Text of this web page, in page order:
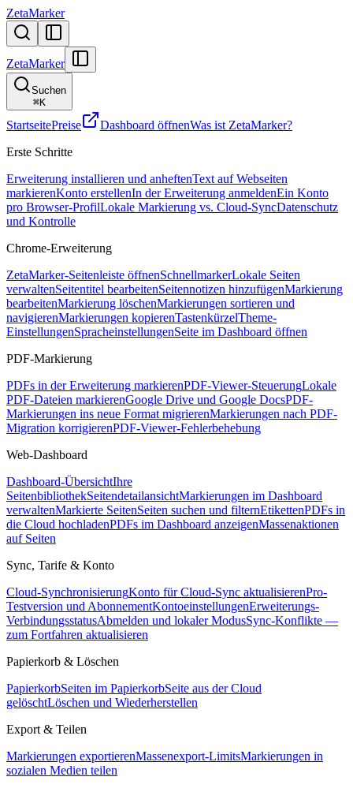
ZetaMarker
ZetaMarker
Suchen
⌘K
StartseitePreise Dashboard öffnenWas ist ZetaMarker?
Erste Schritte
Erweiterung installieren und anheftenText auf Webseiten
markierenKonto erstellenIn der Erweiterung anmeldenEin Konto
pro Browser-ProfilLokale Markierung vs. Cloud-SyncDatenschutz
und Kontrolle
Chrome-Erweiterung
ZetaMarker-Seitenleiste öffnenSchnellmarkerLokale Seiten
verwaltenSeitentitel bearbeitenSeitennotizen hinzufügenMarkierung
bearbeitenMarkierung löschenMarkierungen sortieren und
navigierenMarkierungen kopierenTastenkürzelTheme-
EinstellungenSpracheinstellungenSeite im Dashboard öffnen
PDF-Markierung
PDFs in der Erweiterung markierenPDF-Viewer-SteuerungLokale
PDF-Dateien markierenGoogle Drive und Google DocsPDF-
Markierungen ins neue Format migrierenMarkierungen nach PDF-
Migration korrigierenPDF-Viewer-Fehlerbehebung
Web-Dashboard
Dashboard-ÜbersichtIhre
SeitenbibliothekSeitendetailansichtMarkierungen im Dashboard
verwaltenMarkierte SeitenSeiten suchen und filternEtikettenPDFs in
die Cloud hochladenPDFs im Dashboard anzeigenMassenaktionen
auf Seiten
Sync, Tarife & Konto
Cloud-SynchronisierungKonto für Cloud-Sync aktualisierenPro-
Testversion und AbonnementKontoeinstellungenErweiterungs-
VerbindungsstatusAbmelden und lokaler ModusSync-Konflikte —
zum Fortfahren aktualisieren
Papierkorb & Löschen
PapierkorbSeiten im PapierkorbSeite aus der Cloud
gelöschtLöschen und Wiederherstellen
Export & Teilen
Markierungen exportierenMassenexport-LimitsMarkierungen in
sozialen Medien teilen